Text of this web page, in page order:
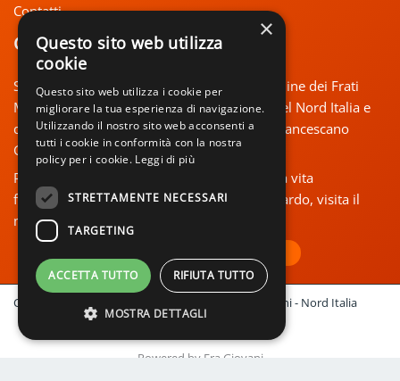
Contatti
Chi siamo
Siamo un’équipe di frati francescani, dell’ordine dei Frati
Minori Conventuali, al servizio dei giovani del Nord Italia e
del loro cammino di fede. Siamo il Centro Francescano
Giovani – Nord Italia.
Per te, giovane in ricerca, se sei attratto dalla vita
francescana, oppure hai interrogativi al riguardo, visita il
nostro blog! Il Signore ti dia pace.
Copyright © 2018 - 2026 Centro Francescano Giovani - Nord Italia
Powered by Fra Giovani
×
Questo sito web utilizza
cookie
Questo sito web utilizza i cookie per
migliorare la tua esperienza di navigazione.
Utilizzando il nostro sito web acconsenti a
tutti i cookie in conformità con la nostra
policy per i cookie. Leggi di più
STRETTAMENTE NECESSARI
TARGETING
ACCETTA TUTTO RIFIUTA TUTTO
MOSTRA DETTAGLI